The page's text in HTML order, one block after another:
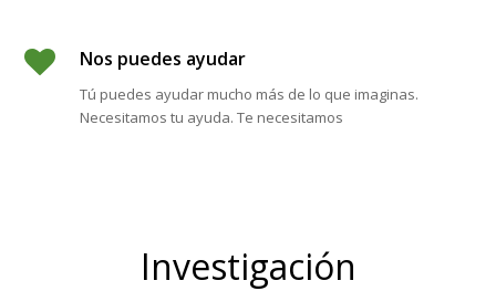
Nos puedes ayudar
Tú puedes ayudar mucho más de lo que imaginas.
Necesitamos tu ayuda. Te necesitamos
Investigación